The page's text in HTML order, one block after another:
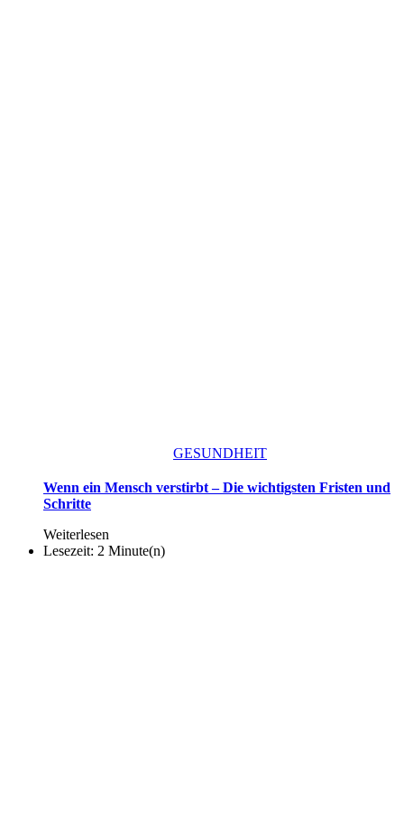
GESUNDHEIT
Wenn ein Mensch verstirbt – Die wichtigsten Fristen und
Schritte
Weiterlesen
Lesezeit: 2 Minute(n)